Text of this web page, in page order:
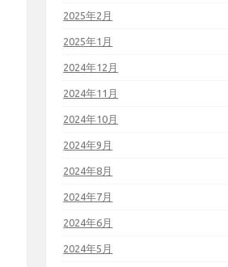
2025年2月
2025年1月
2024年12月
2024年11月
2024年10月
2024年9月
2024年8月
2024年7月
2024年6月
2024年5月